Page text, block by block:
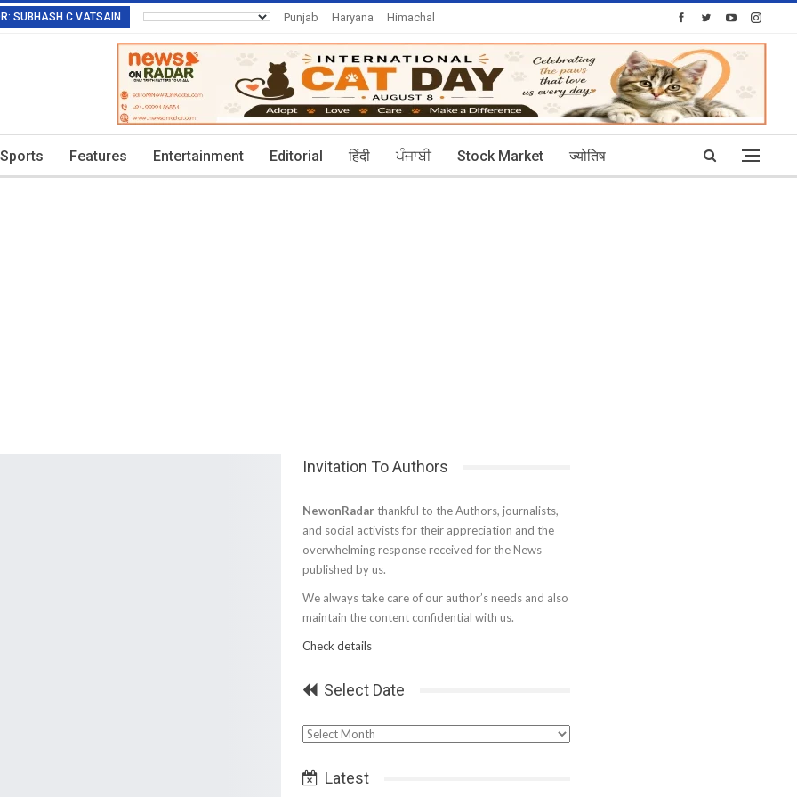
SUBHASH C VATSAIN Punjab Haryana
Himachal
Invitation To Authors
Today's Posts: 30
Sports Features Entertainment Editorial हिंदी ਪੰਜਾਬੀ Stock Market ज्योतिष
Invitation To Authors
NewonRadar thankful to the Authors, journalists,
and social activists for their appreciation and the
overwhelming response received for the News
published by us.
We always take care of our author’s needs and also
maintain the content confidential with us.
Check details
Select Date
Select
Latest